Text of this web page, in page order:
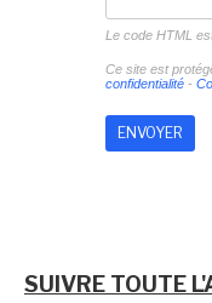
Le code HTML
Ce site est
confidentialité-
SUIVRE TOUTE